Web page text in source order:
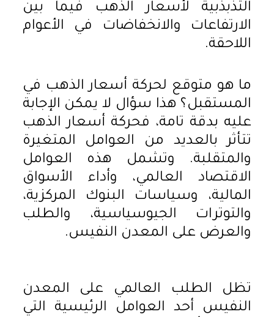
التذبذبية لأسعار الذهب فيما بين
الارتفاعات والانخفاضات في الأعوام
اللاحقة.
ما هو متوقع لحركة أسعار الذهب في
المستقبل؟ هذا سؤال لا يمكن الإجابة
عليه بدقة تامة، فحركة أسعار الذهب
تتأثر بالعديد من العوامل المتغيرة
والمتقلبة. وتشمل هذه العوامل
الاقتصاد العالمي، وأداء الأسواق
المالية، وسياسات البنوك المركزية،
والتوترات الجيوسياسية، والطلب
والعرض على المعدن النفيس.
تظل الطلب العالمي على المعدن
النفيس أحد العوامل الرئيسية التي